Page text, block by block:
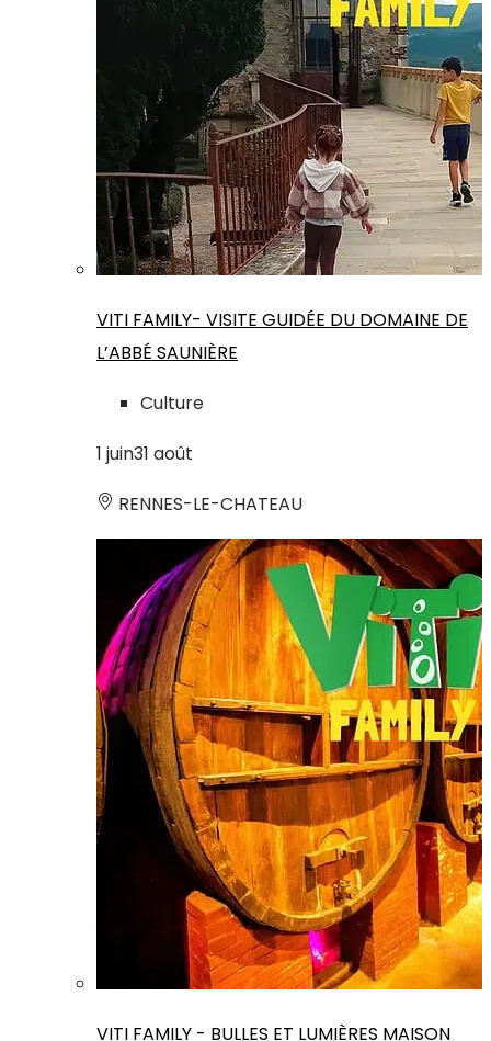
VITI FAMILY- VISITE GUIDÉE DU DOMAINE DE
L’ABBÉ SAUNIÈRE
Culture
1 juin31 août
RENNES-LE-CHATEAU
VITI FAMILY - BULLES ET LUMIÈRES MAISON